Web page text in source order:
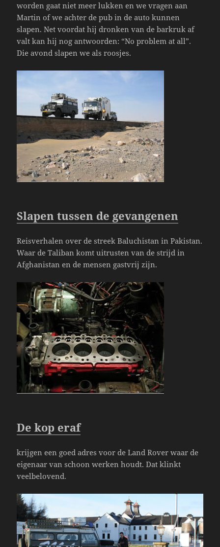
worden gaat niet meer lukken en we vragen aan
Martin of we achter de pub in de auto kunnen
slapen. Net voordat hij dronken van de barkruk af
valt kan hij nog antwoorden: “No problem at all”.
Die avond slapen we als roosjes.
Slapen tussen de gevangenen
Reisverhalen over de streek Baluchistan in Pakistan.
Waar de Taliban komt uitrusten van de strijd in
Afghanistan en de mensen gastvrij zijn.
De kop eraf
krijgen een goed adres voor de Land Rover waar de
eigenaar van schoon werken houdt. Dat klinkt
veelbelovend.